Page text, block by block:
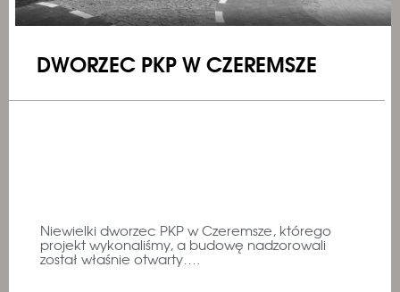
DWORZEC PKP W CZEREMSZE
Niewielki dworzec PKP w Czeremsze, którego
projekt wykonaliśmy, a budowę nadzorowali
został właśnie otwarty….